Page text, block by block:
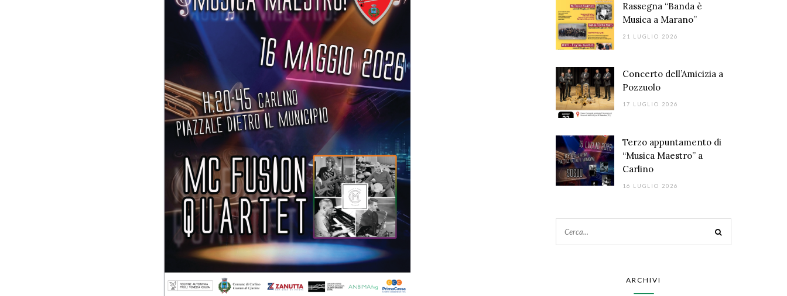
Rassegna “Banda è
Musica a Marano”
21 LUGLIO 2026
Concerto dell’Amicizia a
Pozzuolo
17 LUGLIO 2026
Terzo appuntamento di
“Musica Maestro” a
Carlino
16 LUGLIO 2026
ARCHIVI